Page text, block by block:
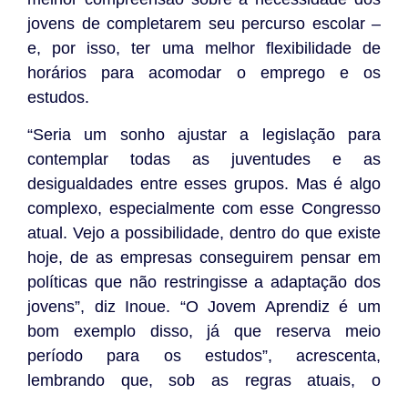
jovens de completarem seu percurso escolar –
e, por isso, ter uma melhor flexibilidade de
horários para acomodar o emprego e os
estudos.
“Seria um sonho ajustar a legislação para
contemplar todas as juventudes e as
desigualdades entre esses grupos. Mas é algo
complexo, especialmente com esse Congresso
atual. Vejo a possibilidade, dentro do que existe
hoje, de as empresas conseguirem pensar em
políticas que não restringisse a adaptação dos
jovens”, diz Inoue. “O Jovem Aprendiz é um
bom exemplo disso, já que reserva meio
período para os estudos”, acrescenta,
lembrando que, sob as regras atuais, o